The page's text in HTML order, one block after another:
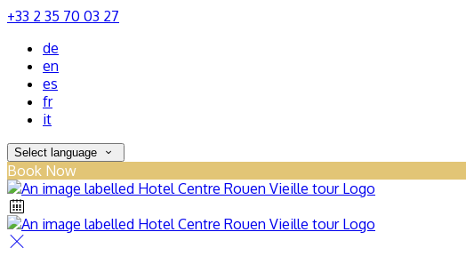
+33 2 35 70 03 27
de
en
es
fr
it
Select language
Book Now